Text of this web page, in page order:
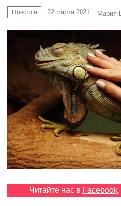
Новости 22 марта 2021 Мария
Читайте нас в Facebook,